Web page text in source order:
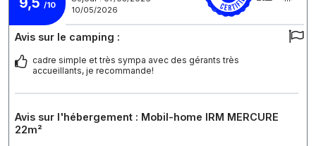
/10
10/05/2026
Avis sur le camping :
cadre simple et très sympa avec des gérants très
accueillants, je recommande!
Avis sur l'hébergement : Mobil-home IRM MERCURE
22m²